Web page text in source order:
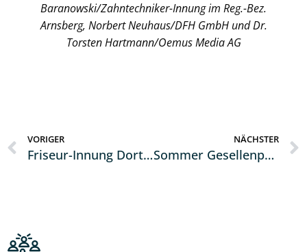
Baranowski/Zahntechniker-Innung im Reg.-Bez.
Arnsberg, Norbert Neuhaus/DFH GmbH und Dr.
Torsten Hartmann/Oemus Media AG
VORIGER
Friseur-Innung Dortmund Hagen Lünen ehrt die besten Prüflinge und den besten Ausbildungsbetrieb im Friseurhandwerk 2023/2024
NÄCHSTER
Sommer Gesellenprüfung 2024 im Ausbildungsberuf zum Tischler und Innungswettbewerb „Die gute Form 2024“ in Hagen